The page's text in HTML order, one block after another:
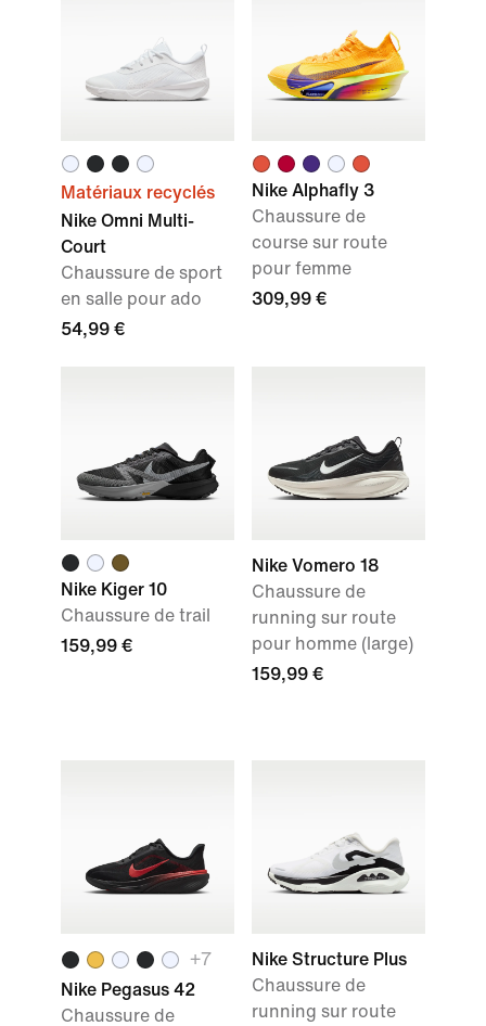
Matériaux recyclés
Nike Omni Multi-
Court
Chaussure de sport
en salle pour ado
54,99 €
Nike Alphafly 3
Chaussure de
course sur route
pour femme
309,99 €
Nike Kiger 10
Chaussure de trail
159,99 €
Nike Vomero 18
Chaussure de
running sur route
pour homme (large)
159,99 €
+7
Nike Pegasus 42
Chaussure de
Nike Structure Plus
Chaussure de
running sur route